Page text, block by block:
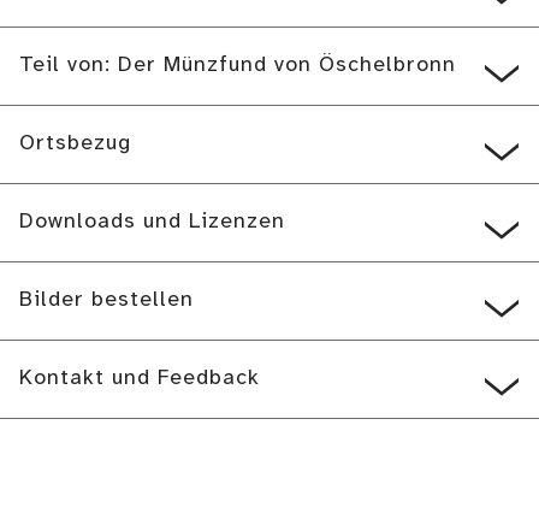
Teil von: Der Münzfund von Öschelbronn
Ortsbezug
Downloads und Lizenzen
Bilder bestellen
Kontakt und Feedback